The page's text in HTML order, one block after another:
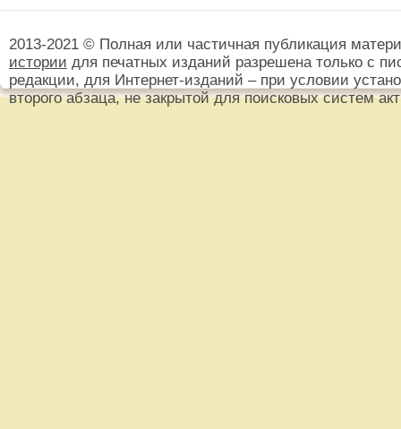
2013-2021 © Полная или частичная публикация
истории для печатных изданий разрешена только с
редакции, для Интернет-изданий – при условии
второго абзаца, не закрытой для поисковых систем